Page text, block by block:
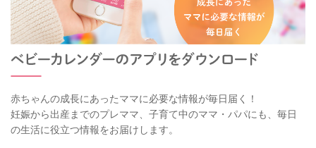
赤ちゃんの成長にあったママに必要な情報が毎日届く！
妊娠から出産までのプレママ、子育て中のママ・パパにも、毎日
の生活に役立つ情報をお届けします。